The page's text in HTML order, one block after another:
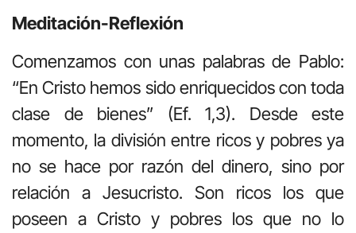
Meditación-Reflexión
Comenzamos con unas palabras de Pablo:
“En Cristo hemos sido enriquecidos con toda
clase de bienes” (Ef. 1,3). Desde este
momento, la división entre ricos y pobres ya
no se hace por razón del dinero, sino por
relación a Jesucristo. Son ricos los que
poseen a Cristo y pobres los que no lo